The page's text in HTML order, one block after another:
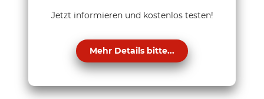
Jetzt informieren und kostenlos testen!
Mehr Details bitte...